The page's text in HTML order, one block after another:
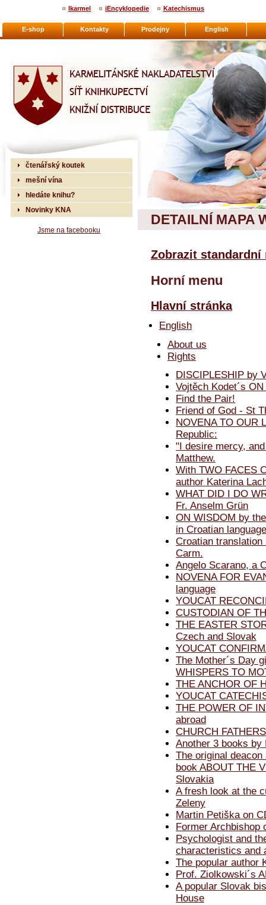
DETAILNÍ MAPA
Zobrazit standardní
Horní menu
Hlavní stránka
English
About us
Rights
DISCIPLESHIP by
Vojtěch Kodet´s
Find the Pair!
Friend of God - St
NOVENA TO OUR
Republic:
"I desire mercy,
Matthew.
With TWO FACES
author Katerina
WHAT DID I DO
Fr. Anselm Grün
ON WISDOM by
in Croatian
Croatian translation
Carm.
Angelo Scarano, a
NOVENA FOR
language
YOUCAT
CUSTODIAN OF
THE EASTER
Czech and Slovak
YOUCAT
The Mother´s Day
WHISPERS TO
THE ANCHOR OF
YOUCAT
THE POWER OF
abroad
CHURCH
Another 3 books by
The original
book ABOUT THE
Slovakia
A fresh look at the
Zeleny
Martin Petiška on
Former Archbishop
Psychologist and
characteristics and
The popular author
Prof. Ziolkowski´s
A popular Slovak
House
čtenářský koutek
mešní vína
hledáte knihu?
Novinky KNA
Jsme na facebooku
E-shop Kontakty Prodejny English
Ikarmel iEncyklopedie Katechismus